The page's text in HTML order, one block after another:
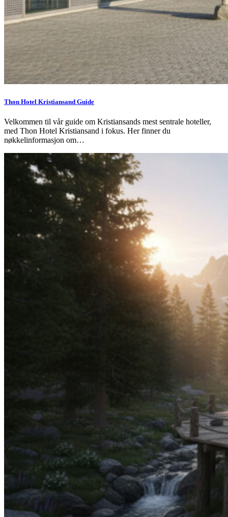
Thon Hotel Kristiansand Guide
Velkommen til vår guide om Kristiansands mest sentrale hoteller,
med Thon Hotel Kristiansand i fokus. Her finner du
nøkkelinformasjon om…